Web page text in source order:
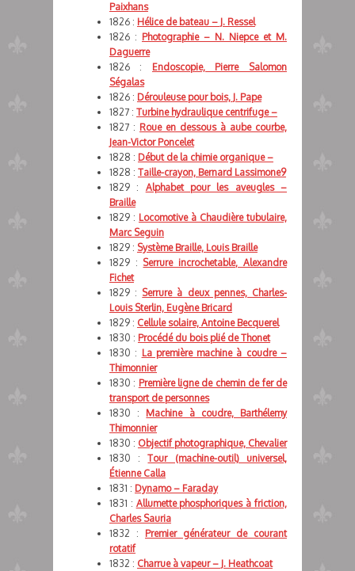
Paixhans
1826 : Hélice de bateau – J. Ressel
1826 : Photographie – N. Niepce et M.
Daguerre
1826 : Endoscopie, Pierre Salomon
Ségalas
1826 : Dérouleuse pour bois, J. Pape
1827 : Turbine hydraulique centrifuge –
1827 : Roue en dessous à aube courbe,
Jean-Victor Poncelet
1828 : Début de la chimie organique –
1828 : Taille-crayon, Bernard Lassimone9
1829 : Alphabet pour les aveugles –
Braille
1829 : Locomotive à Chaudière tubulaire,
Marc Seguin
1829 : Système Braille, Louis Braille
1829 : Serrure incrochetable, Alexandre
Fichet
1829 : Serrure à deux pennes, Charles-
Louis Sterlin, Eugène Bricard
1829 : Cellule solaire, Antoine Becquerel
1830 : Procédé du bois plié de Thonet
1830 : La première machine à coudre –
Thimonnier
1830 : Première ligne de chemin de fer de
transport de personnes
1830 : Machine à coudre, Barthélemy
Thimonnier
1830 : Objectif photographique, Chevalier
1830 :Tour (machine-outil) universel,
Étienne Calla
1831 : Dynamo – Faraday
1831 : Allumette phosphoriques à friction,
Charles Sauria
1832 : Premier générateur de courant
rotatif
1832 : Charrue à vapeur – J. Heathcoat